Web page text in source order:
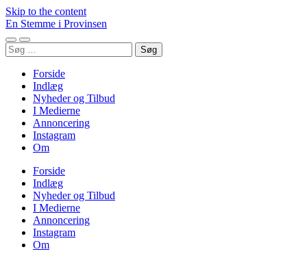
Skip to the content
En Stemme i Provinsen
Toggle
mobile
Toggle
search
Søg
efter:
Forside
Indlæg
Nyheder og Tilbud
I Medierne
Annoncering
Instagram
Om
Forside
Indlæg
Nyheder og Tilbud
I Medierne
Annoncering
Instagram
Om